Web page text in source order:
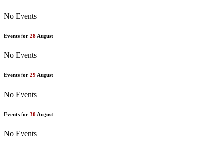
No Events
Events for 28 August
No Events
Events for 29 August
No Events
Events for 30 August
No Events